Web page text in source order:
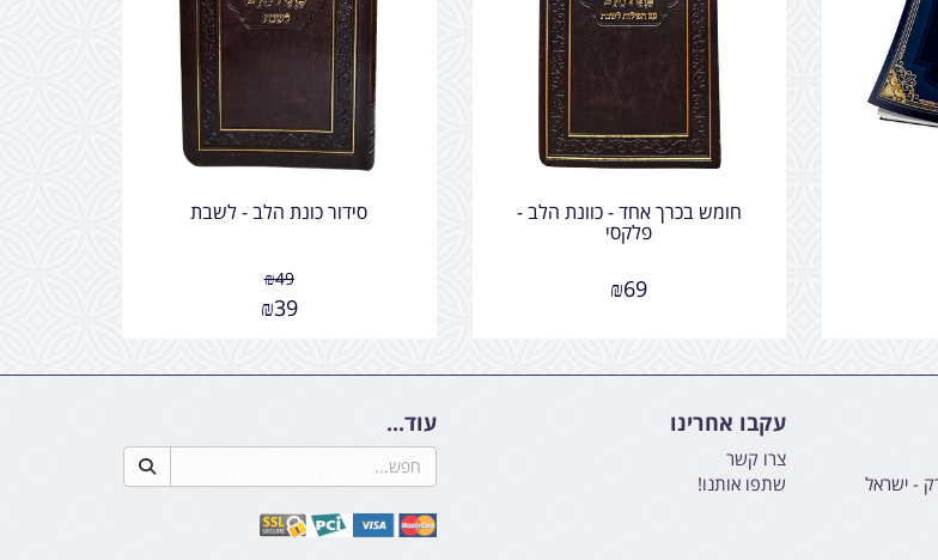
חומש בכרך אחד - כוונת הלב -
פלקסי
₪69
סידור כונת הלב - לשבת
₪49
₪39
עקבו אחרינו
צרו קשר
שתפו אותנו!
עוד...